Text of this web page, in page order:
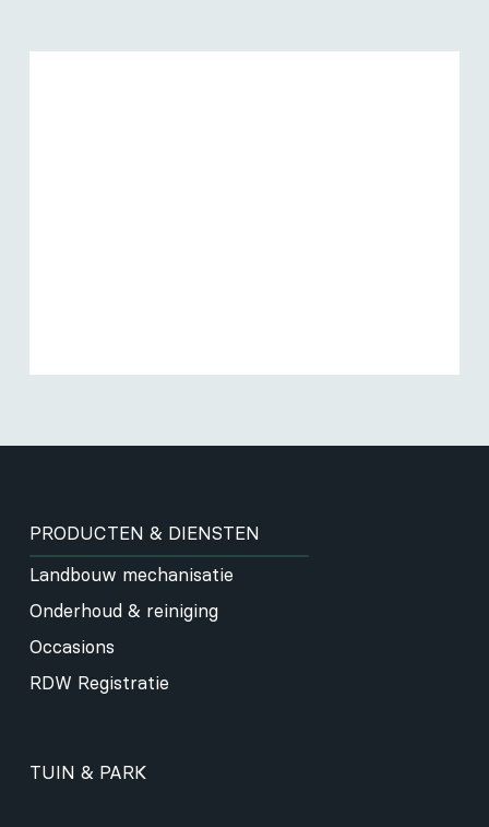
PRODUCTEN & DIENSTEN
Landbouw mechanisatie
Onderhoud & reiniging
Occasions
RDW Registratie
TUIN & PARK